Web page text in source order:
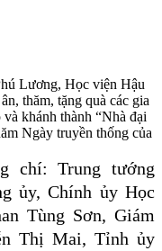
Lương, Học viện Hậu
thăm, tặng quà các gia
khánh thành “Nhà đại
Ngày truyền thống của
chí: Trung tướng
ủy, Chính ủy Học
Tùng Sơn, Giám
Thị Mai, Tỉnh ủy